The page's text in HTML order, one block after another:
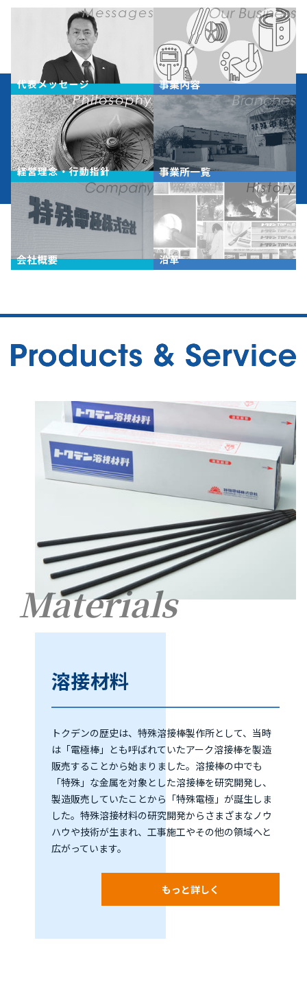
Materials
溶接材料
トクデンの歴史は、特殊溶接棒製作所として、当時
は「電極棒」とも呼ばれていたアーク溶接棒を製造
販売することから始まりました。溶接棒の中でも
「特殊」な金属を対象とした溶接棒を研究開発し、
製造販売していたことから「特殊電極」が誕生しま
した。特殊溶接材料の研究開発からさまざまなノウ
ハウや技術が生まれ、工事施工やその他の領域へと
広がっています。
もっと詳しく